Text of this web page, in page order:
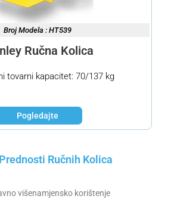
Broj Modela : HT539
Ručna Kolica
tovarni kapacitet: 70/137 kg
Pogledajte
Ručnih Kolica
višenamjensko korištenje